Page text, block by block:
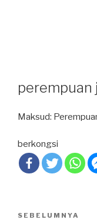
perempuan
Maksud:
berkongsi
Post
Previous
SEBELUMNYA